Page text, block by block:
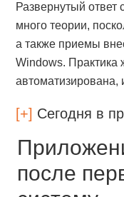
Развернутый ответ
много теории,
а также приемы
Windows. Практика
автоматизирована,
[+] Сегодня в
после